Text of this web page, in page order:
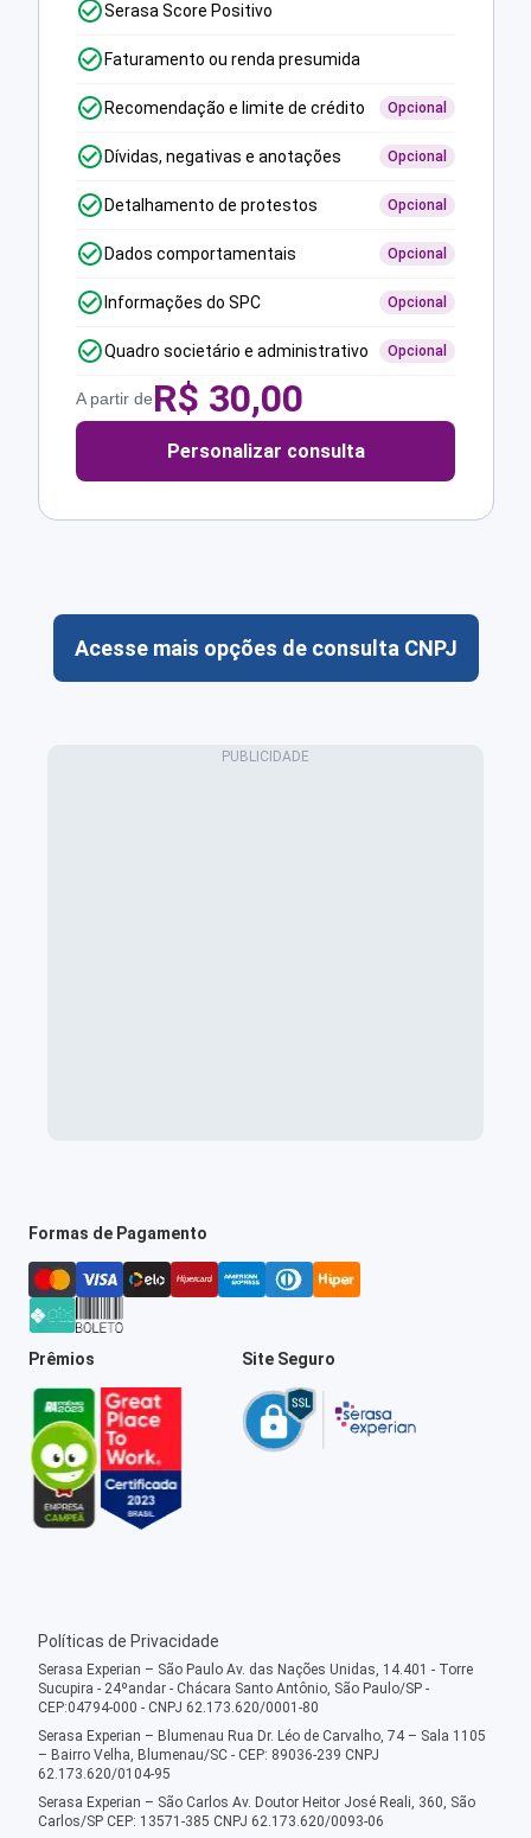
Serasa Score Positivo
Faturamento ou renda presumida
Recomendação e limite de crédito Opcional
Dívidas, negativas e anotações Opcional
Detalhamento de protestos Opcional
Dados comportamentais Opcional
Informações do SPC Opcional
Quadro societário e administrativo Opcional
A partir deR$ 30,00
Personalizar consulta
Acesse mais opções de consulta CNPJ
Formas de Pagamento
Prêmios Site Seguro
Políticas de Privacidade
Serasa Experian – São Paulo Av. das Nações Unidas, 14.401 - Torre
Sucupira - 24ºandar - Chácara Santo Antônio, São Paulo/SP -
CEP:04794-000 - CNPJ 62.173.620/0001-80
Serasa Experian – Blumenau Rua Dr. Léo de Carvalho, 74 – Sala 1105
– Bairro Velha, Blumenau/SC - CEP: 89036-239 CNPJ
62.173.620/0104-95
Serasa Experian – São Carlos Av. Doutor Heitor José Reali, 360, São
Carlos/SP CEP: 13571-385 CNPJ 62.173.620/0093-06